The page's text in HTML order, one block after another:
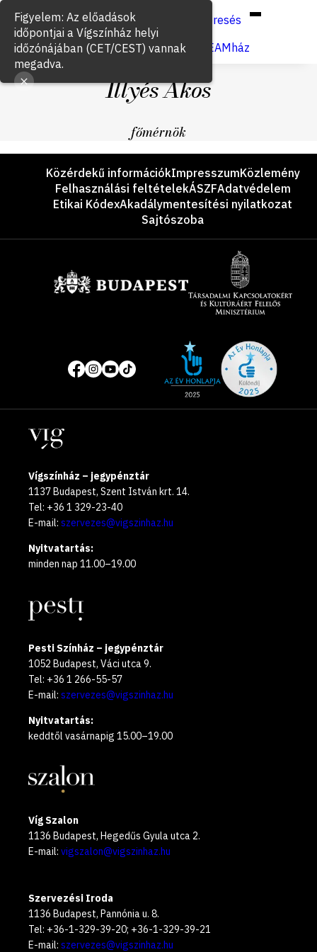
Keresés
Jegyvásárlás
VígSTREAMház
Illyés Ákos
főmérnök
LáblécKözérdekű információkImpresszumKözlemény
Felhasználási feltételekÁSZFAdatvédelem
Etikai KódexAkadálymentesítési nyilatkozat
Sajtószoba
Közösségi
média
oldalak
of
year
Helyszínek
Vígszínház – jegypénztár
1137 Budapest, Szent István krt. 14.
Tel: +36 1 329-23-40
E-mail: szervezes@vigszinhaz.hu
Nyitvatartás:
minden nap 11.00–19.00
Pesti Színház – jegypénztár
1052 Budapest, Váci utca 9.
Tel: +36 1 266-55-57
E-mail: szervezes@vigszinhaz.hu
Nyitvatartás:
keddtől vasárnapig 15.00–19.00
Víg Szalon
1136 Budapest, Hegedűs Gyula utca 2.
E-mail: vigszalon@vigszinhaz.hu
Szervezési Iroda
1136 Budapest, Pannónia u. 8.
Tel: +36-1-329-39-20; +36-1-329-39-21
E-mail: szervezes@vigszinhaz.hu
Figyelem: Az előadások
időpontjai a Vígszínház helyi
időzónájában (CET/CEST) vannak
megadva.